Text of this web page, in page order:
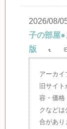
2026/08/
子の部屋●
版
アーカイ
旧サイ
容・価格
クなど
合があり